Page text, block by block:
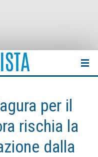
per il
rischia la
dalla